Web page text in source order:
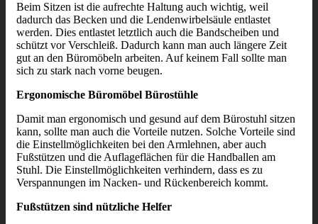
Beim Sitzen ist die aufrechte Haltung auch wichtig, weil
dadurch das Becken und die Lendenwirbelsäule entlastet
werden. Dies entlastet letztlich auch die Bandscheiben und
schützt vor Verschleiß. Dadurch kann man auch längere Zeit
gut an den Büromöbeln arbeiten. Auf keinem Fall sollte man
sich zu stark nach vorne beugen.
Ergonomische Büromöbel Bürostühle
Damit man ergonomisch und gesund auf dem Bürostuhl sitzen
kann, sollte man auch die Vorteile nutzen. Solche Vorteile sind
die Einstellmöglichkeiten bei den Armlehnen, aber auch
Fußstützen und die Auflageflächen für die Handballen am
Stuhl. Die Einstellmöglichkeiten verhindern, dass es zu
Verspannungen im Nacken- und Rückenbereich kommt.
Fußstützen sind nützliche Helfer